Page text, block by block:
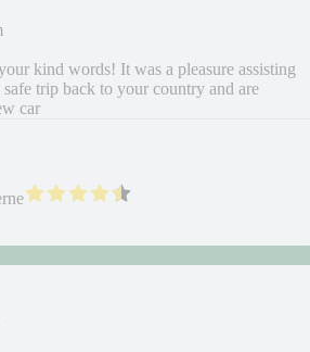
kind words! It was a pleasure assisting
trip back to your country and are
car